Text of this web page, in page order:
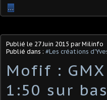
…
Publié le 27 Juin 2015 par Milinfo
Publié dans : #Les créations
Mofif :
1:50 sur